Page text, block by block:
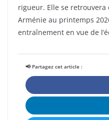
rigueur. Elle se retrouvera
Arménie au printemps
entraînement en vue de
📢 Partagez cet article :